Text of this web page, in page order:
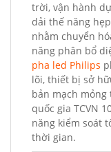
trời, vận hành
dải thế năng
nhằm chuyển
năng phân bổ
pha led Philips
lõi, thiết bị sở
bản mạch
quốc gia TCVN
năng kiểm soát
thời gian.